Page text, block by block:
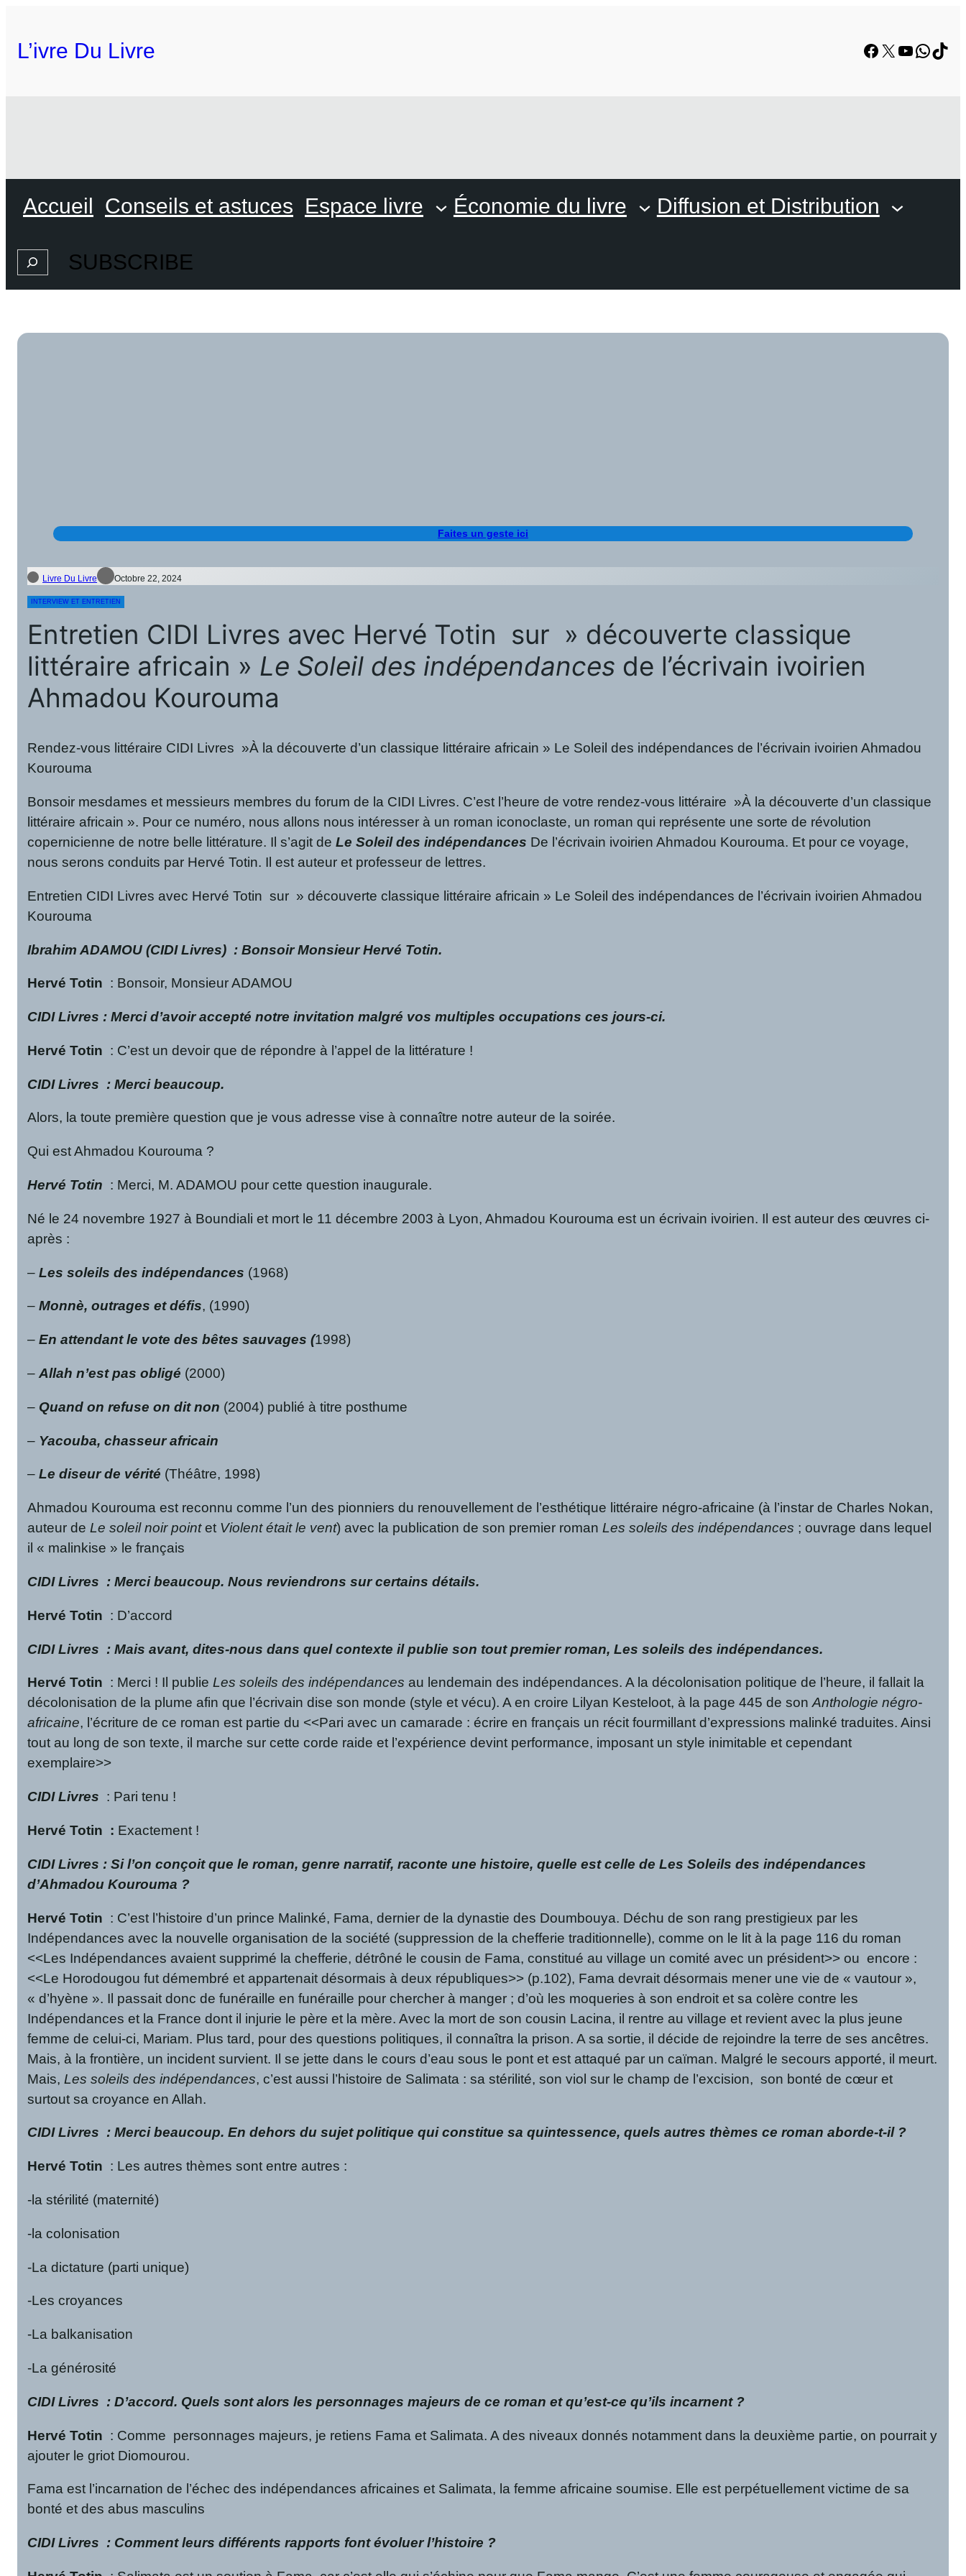
L’ivre Du Livre Facebook
X YouTube
Accueil Conseils et astuces Espace livre Économie du livre Diffusion et Distribution
SearchSUBSCRIBE
Faites un geste ici
Livre Du Livre Octobre 22, 2024
INTERVIEW ET ENTRETIEN
Entretien CIDI Livres avec Hervé Totin sur » découverte classique
littéraire africain » Le Soleil des indépendances de l’écrivain ivoirien
Ahmadou Kourouma
Rendez-vous littéraire CIDI Livres »À la découverte d’un classique littéraire africain » Le Soleil des indépendances de l’écrivain ivoirien Ahmadou
Kourouma
Bonsoir mesdames et messieurs membres du forum de la CIDI Livres. C’est l’heure de votre rendez-vous littéraire »À la découverte d’un classique
littéraire africain ». Pour ce numéro, nous allons nous intéresser à un roman iconoclaste, un roman qui représente une sorte de révolution
copernicienne de notre belle littérature. Il s’agit deLe Soleil des indépendances De l’écrivain ivoirien Ahmadou Kourouma. Et pour ce voyage,
nous serons conduits par Hervé Totin. Il est auteur et professeur de lettres.
Entretien CIDI Livres avec Hervé Totin sur » découverte classique littéraire africain » Le Soleil des indépendances de l’écrivain ivoirien Ahmadou
Kourouma
Ibrahim ADAMOU (CIDI Livres) : Bonsoir Monsieur Hervé Totin.
Hervé Totin : Bonsoir, Monsieur ADAMOU
CIDI Livres : Merci d’avoir accepté notre invitation malgré vos multiples occupations ces jours-ci.
Hervé Totin : C’est un devoir que de répondre à l’appel de la littérature !
CIDI Livres : Merci beaucoup.
Alors, la toute première question que je vous adresse vise à connaître notre auteur de la soirée.
Qui est Ahmadou Kourouma ?
Hervé Totin : Merci, M. ADAMOU pour cette question inaugurale.
Né le 24 novembre 1927 à Boundiali et mort le 11 décembre 2003 à Lyon, Ahmadou Kourouma est un écrivain ivoirien. Il est auteur des œuvres ci-
après :
–Les soleils des indépendances (1968)
–Monnè, outrages et défis, (1990)
–En attendant le vote des bêtes sauvages (1998)
–Allah n’est pas obligé (2000)
– Quand on refuse on dit non (2004) publié à titre posthume
– Yacouba, chasseur africain
–Le diseur de vérité (Théâtre, 1998)
Ahmadou Kourouma est reconnu comme l’un des pionniers du renouvellement de l’esthétique littéraire négro-africaine (à l’instar de Charles Nokan,
auteur deLe soleil noir pointet Violent était le vent) avec la publication de son premier romanLes soleils des indépendances ; ouvrage dans lequel
il « malinkise » le français
CIDI Livres : Merci beaucoup. Nous reviendrons sur certains détails.
Hervé Totin : D’accord
CIDI Livres : Mais avant, dites-nous dans quel contexte il publie son tout premier roman, Les soleils des indépendances.
Hervé Totin : Merci ! Il publieLes soleils des indépendances au lendemain des indépendances. A la décolonisation politique de l’heure, il fallait la
décolonisation de la plume afin que l’écrivain dise son monde (style et vécu). A en croire Lilyan Kesteloot, à la page 445 de sonAnthologie négro-
africaine, l’écriture de ce roman est partie du <<Pari avec un camarade : écrire en français un récit fourmillant d’expressions malinké traduites. Ainsi
tout au long de son texte, il marche sur cette corde raide et l’expérience devint performance, imposant un style inimitable et cependant
exemplaire>>
CIDI Livres : Pari tenu !
Hervé Totin : Exactement !
CIDI Livres : Si l’on conçoit que le roman, genre narratif, raconte une histoire, quelle est celle de Les Soleils des indépendances
d’Ahmadou Kourouma ?
Hervé Totin : C’est l’histoire d’un prince Malinké, Fama, dernier de la dynastie des Doumbouya. Déchu de son rang prestigieux par les
Indépendances avec la nouvelle organisation de la société (suppression de la chefferie traditionnelle), comme on le lit à la page 116 du roman
<<Les Indépendances avaient supprimé la chefferie, détrôné le cousin de Fama, constitué au village un comité avec un président>> ou encore :
<<Le Horodougou fut démembré et appartenait désormais à deux républiques>> (p.102), Fama devrait désormais mener une vie de « vautour »,
« d’hyène ». Il passait donc de funéraille en funéraille pour chercher à manger ; d’où les moqueries à son endroit et sa colère contre les
Indépendances et la France dont il injurie le père et la mère. Avec la mort de son cousin Lacina, il rentre au village et revient avec la plus jeune
femme de celui-ci, Mariam. Plus tard, pour des questions politiques, il connaîtra la prison. A sa sortie, il décide de rejoindre la terre de ses ancêtres.
Mais, à la frontière, un incident survient. Il se jette dans le cours d’eau sous le pont et est attaqué par un caïman. Malgré le secours apporté, il meurt.
Mais, Les soleils des indépendances, c’est aussi l’histoire de Salimata : sa stérilité, son viol sur le champ de l’excision, son bonté de cœur et
surtout sa croyance en Allah.
CIDI Livres : Merci beaucoup. En dehors du sujet politique qui constitue sa quintessence, quels autres thèmes ce roman aborde-t-il ?
Hervé Totin : Les autres thèmes sont entre autres :
-la stérilité (maternité)
-la colonisation
-La dictature (parti unique)
-Les croyances
-La balkanisation
-La générosité
CIDI Livres : D’accord. Quels sont alors les personnages majeurs de ce roman et qu’est-ce qu’ils incarnent ?
Hervé Totin : Comme personnages majeurs, je retiens Fama et Salimata. A des niveaux donnés notamment dans la deuxième partie, on pourrait y
ajouter le griot Diomourou.
Fama est l’incarnation de l’échec des indépendances africaines et Salimata, la femme africaine soumise. Elle est perpétuellement victime de sa
bonté et des abus masculins
CIDI Livres : Comment leurs différents rapports font évoluer l’histoire ?